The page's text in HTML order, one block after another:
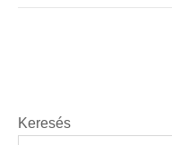
Keresés